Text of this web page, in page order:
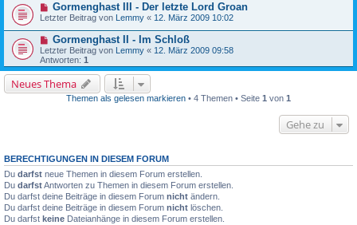
Gormenghast III - Der letzte Lord Groan
Letzter Beitrag von Lemmy « 12. März 2009 10:02
Gormenghast II - Im Schloß
Letzter Beitrag von Lemmy « 12. März 2009 09:58
Antworten: 1
Neues Thema
Themen als gelesen markieren • 4 Themen • Seite 1 von 1
Gehe zu
BERECHTIGUNGEN IN DIESEM FORUM
Du darfst neue Themen in diesem Forum erstellen.
Du darfstAntworten zu Themen in diesem Forum erstellen.
Du darfst deine Beiträge in diesem Forum nicht ändern.
Du darfst deine Beiträge in diesem Forum nicht löschen.
Du darfst keine Dateianhänge in diesem Forum erstellen.